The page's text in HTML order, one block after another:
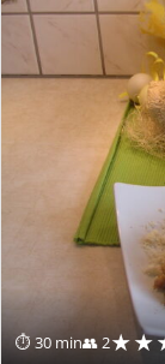
⏱ 30 min👥 2